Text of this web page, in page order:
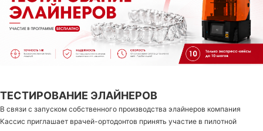
ТЕСТИРОВАНИЕ ЭЛАЙНЕРОВ
В связи с запуском собственного производства элайнеров компания
Кассис приглашает врачей-ортодонтов принять участие в пилотной